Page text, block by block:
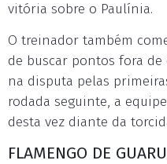
vitória sobre o Paulínia.
O treinador também
de buscar pontos fora
na disputa pelas
rodada seguinte, a
desta vez diante da
FLAMENGO DE